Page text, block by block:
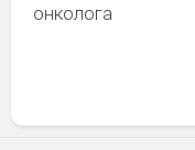
онколога